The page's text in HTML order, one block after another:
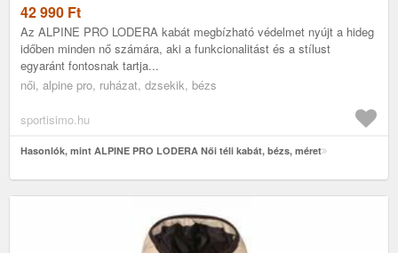
42 990 Ft
Az ALPINE PRO LODERA kabát megbízható védelmet nyújt a hideg
időben minden nő számára, aki a funkcionalitást és a stílust
egyaránt fontosnak tartja...
női, alpine pro, ruházat, dzsekik, bézs
sportisimo.hu
Hasonlók, mint ALPINE PRO LODERA Női téli kabát, bézs, méret